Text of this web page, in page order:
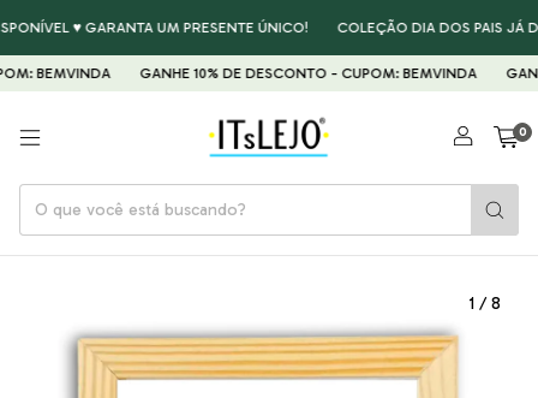
♥ GARANTA UM PRESENTE ÚNICO! COLEÇÃO DIA DOS PAIS JÁ
BEMVINDA GANHE 10% DE DESCONTO - CUPOM: BEMVINDA
0
1 /8